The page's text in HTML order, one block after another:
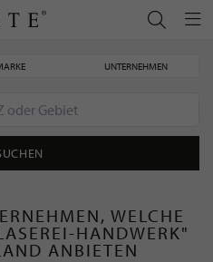
UNTERNEHMEN
WELCHE
HANDWERK"
ANBIETEN